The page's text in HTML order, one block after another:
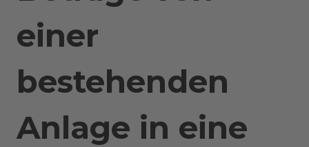
einer
bestehenden
Anlage in eine